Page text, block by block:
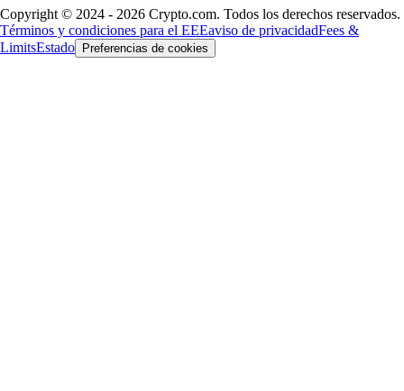
Copyright © 2024 - 2026 Crypto.com. Todos los derechos reservados.
Términos y condiciones para el EEEaviso de privacidadFees &
LimitsEstado Preferencias de cookies